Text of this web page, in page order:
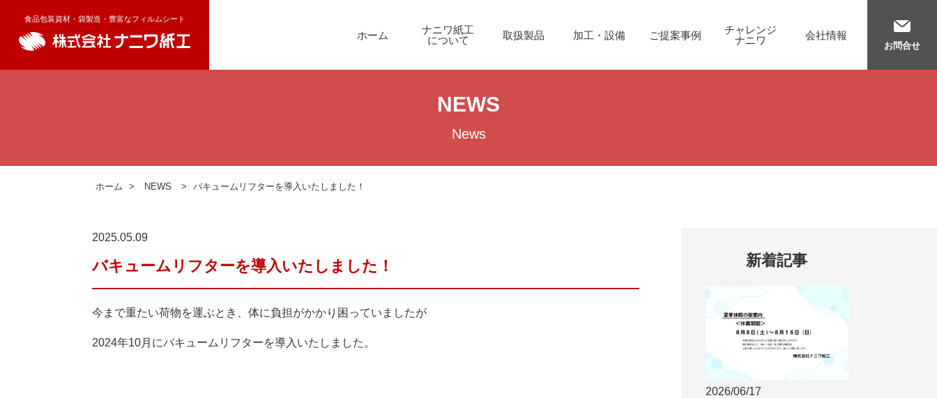
食品包装資材・袋製造・豊富なフィルムシート
ホーム
ナニワ紙工
について
取扱製品 加工・設備 ご提案事例
チャレンジ
ナニワ
会社情報
お問合せ
NEWS
News
ホーム > NEWS > バキュームリフターを導入いたしました！
2025.05.09
バキュームリフターを導入いたしました！
今まで重たい荷物を運ぶとき、体に負担がかかり困っていましたが
2024年10月にバキュームリフターを導入いたしました。
新着記事
2026/06/17